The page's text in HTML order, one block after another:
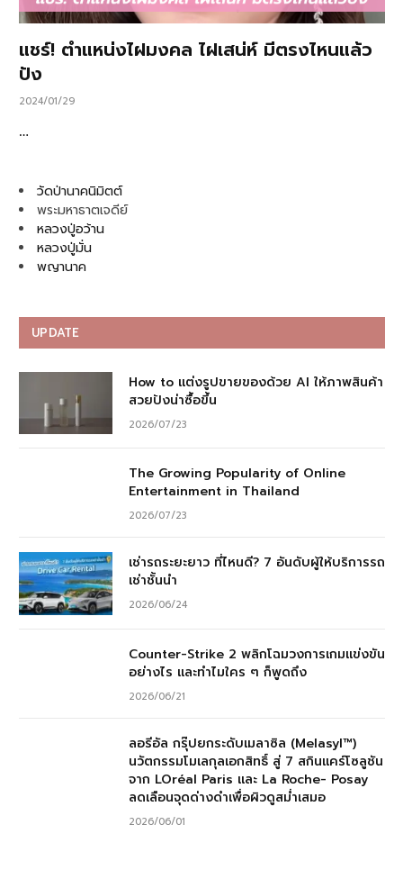
แชร์! ตำแหน่งไฝมงคล ไฝเสน่ห์ มีตรงไหนแล้ว
ปัง
2024/01/29
…
วัดป่านาคนิมิตต์
พระมหาธาตเจดีย์
หลวงปู่อว้าน
หลวงปู่มั่น
พญานาค
UPDATE
How to แต่งรูปขายของด้วย AI ให้ภาพสินค้า
สวยปังน่าซื้อขึ้น
2026/07/23
The Growing Popularity of Online
Entertainment in Thailand
2026/07/23
เช่ารถระยะยาว ที่ไหนดี? 7 อันดับผู้ให้บริการรถ
เช่าชั้นนำ
2026/06/24
Counter-Strike 2 พลิกโฉมวงการเกมแข่งขัน
อย่างไร และทำไมใคร ๆ ก็พูดถึง
2026/06/21
ลอรีอัล กรุ๊ปยกระดับเมลาซิล (Melasyl™)
นวัตกรรมโมเลกุลเอกสิทธิ์ สู่ 7 สกินแคร์โซลูชัน
จาก LOréal Paris และ La Roche- Posay
ลดเลือนจุดด่างดำเพื่อผิวดูสม่ำเสมอ
2026/06/01